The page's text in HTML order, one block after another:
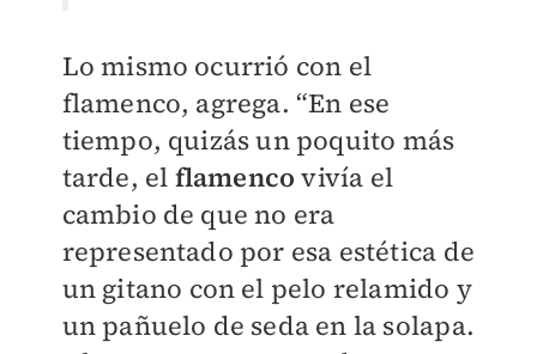
Lo mismo ocurrió con el
flamenco, agrega. “En ese
tiempo, quizás un poquito más
tarde, el flamencovivía el
cambio de que no era
representado por esa estética de
un gitano con el pelo relamido y
un pañuelo de seda en la solapa.